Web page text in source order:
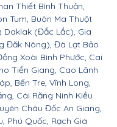
Thiết Bình Thuận,
Tum, Buôn Ma Thuột
Daklak (Đắc Lắc), Gia
Đăk Nông), Đà Lạt Bảo
Xoài Bình Phước, Cai
Tiền Giang, Cao Lãnh
Bến Tre, Vĩnh Long,
Cái Răng Ninh Kiều
Châu Đốc An Giang,
Phú Quốc, Rạch Giá